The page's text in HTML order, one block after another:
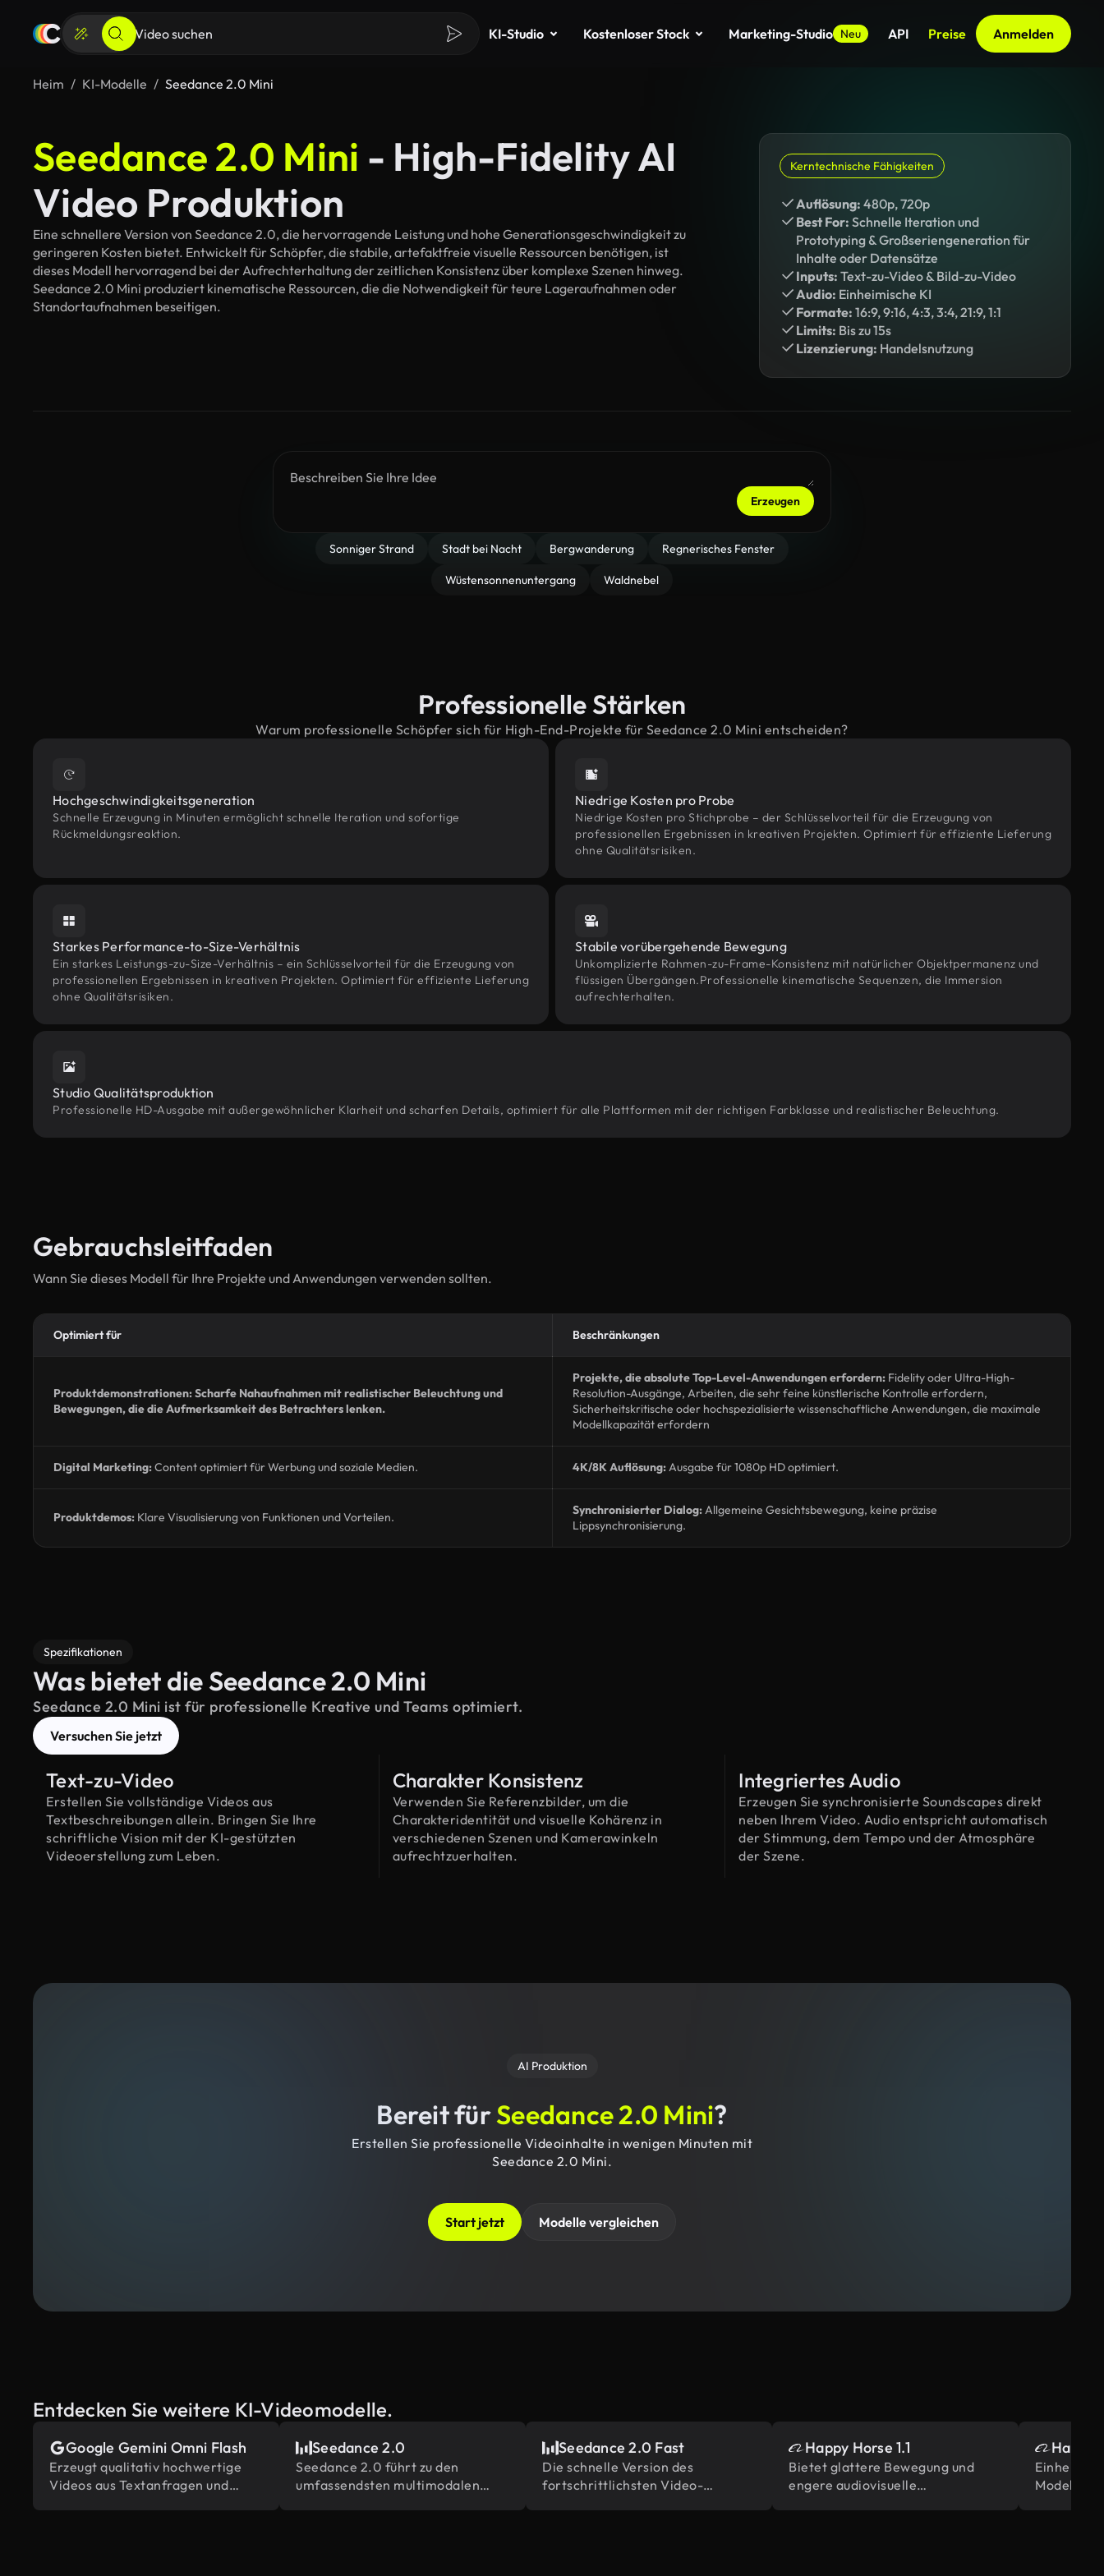
KI-Studio Kostenloser Stock Marketing-Studio Neu API Preise Anmelden
Heim KI-Modelle Seedance 2.0 Mini
Seedance 2.0 Mini - High-Fidelity AI
Video Produktion
Eine schnellere Version von Seedance 2.0, die hervorragende Leistung und hohe Generationsgeschwindigkeit zu
geringeren Kosten bietet. Entwickelt für Schöpfer, die stabile, artefaktfreie visuelle Ressourcen benötigen, ist
dieses Modell hervorragend bei der Aufrechterhaltung der zeitlichen Konsistenz über komplexe Szenen hinweg.
Seedance 2.0 Mini produziert kinematische Ressourcen, die die Notwendigkeit für teure Lageraufnahmen oder
Standortaufnahmen beseitigen.
Kerntechnische Fähigkeiten
Auflösung: 480p, 720p
Best For: Schnelle Iteration und
Prototyping & Großseriengeneration für
Inhalte oder Datensätze
Inputs: Text-zu-Video & Bild-zu-Video
Audio: Einheimische KI
Formate: 16:9, 9:16, 4:3, 3:4, 21:9, 1:1
Limits: Bis zu 15s
Lizenzierung: Handelsnutzung
Erzeugen
Sonniger Strand Stadt bei Nacht Bergwanderung Regnerisches Fenster
Wüstensonnenuntergang Waldnebel
Professionelle Stärken
Warum professionelle Schöpfer sich für High-End-Projekte für Seedance 2.0 Mini entscheiden?
Hochgeschwindigkeitsgeneration
Schnelle Erzeugung in Minuten ermöglicht schnelle Iteration und sofortige
Rückmeldungsreaktion.
Niedrige Kosten pro Probe
Niedrige Kosten pro Stichprobe – der Schlüsselvorteil für die Erzeugung von
professionellen Ergebnissen in kreativen Projekten. Optimiert für effiziente Lieferung
ohne Qualitätsrisiken.
Starkes Performance-to-Size-Verhältnis
Ein starkes Leistungs-zu-Size-Verhältnis – ein Schlüsselvorteil für die Erzeugung von
professionellen Ergebnissen in kreativen Projekten. Optimiert für effiziente Lieferung
ohne Qualitätsrisiken.
Stabile vorübergehende Bewegung
Unkomplizierte Rahmen-zu-Frame-Konsistenz mit natürlicher Objektpermanenz und
flüssigen Übergängen.Professionelle kinematische Sequenzen, die Immersion
aufrechterhalten.
Studio Qualitätsproduktion
Professionelle HD-Ausgabe mit außergewöhnlicher Klarheit und scharfen Details, optimiert für alle Plattformen mit der richtigen Farbklasse und realistischer Beleuchtung.
Gebrauchsleitfaden
Wann Sie dieses Modell für Ihre Projekte und Anwendungen verwenden sollten.
Optimiert für Beschränkungen
Produktdemonstrationen: Scharfe Nahaufnahmen mit realistischer Beleuchtung und
Bewegungen, die die Aufmerksamkeit des Betrachters lenken.
Projekte, die absolute Top-Level-Anwendungen erfordern: Fidelity oder Ultra-High-
Resolution-Ausgänge, Arbeiten, die sehr feine künstlerische Kontrolle erfordern,
Sicherheitskritische oder hochspezialisierte wissenschaftliche Anwendungen, die maximale
Modellkapazität erfordern
Digital Marketing:Content optimiert für Werbung und soziale Medien. 4K/8K Auflösung:Ausgabe für 1080p HD optimiert.
Produktdemos: Klare Visualisierung von Funktionen und Vorteilen. Synchronisierter Dialog:Allgemeine Gesichtsbewegung, keine präzise
Lippsynchronisierung.
Spezifikationen
Was bietet die Seedance 2.0 Mini
Seedance 2.0 Mini ist für professionelle Kreative und Teams optimiert.
Versuchen Sie jetzt
Text-zu-Video
Erstellen Sie vollständige Videos aus
Textbeschreibungen allein. Bringen Sie Ihre
schriftliche Vision mit der KI-gestützten
Videoerstellung zum Leben.
Charakter Konsistenz
Verwenden Sie Referenzbilder, um die
Charakteridentität und visuelle Kohärenz in
verschiedenen Szenen und Kamerawinkeln
aufrechtzuerhalten.
Integriertes Audio
Erzeugen Sie synchronisierte Soundscapes direkt
neben Ihrem Video. Audio entspricht automatisch
der Stimmung, dem Tempo und der Atmosphäre
der Szene.
AI Produktion
Bereit fürSeedance 2.0 Mini?
Erstellen Sie professionelle Videoinhalte in wenigen Minuten mit
Seedance 2.0 Mini.
Start jetzt Modelle vergleichen
Entdecken Sie weitere KI-Videomodelle.
Google Gemini Omni Flash
Erzeugt qualitativ hochwertige
Videos aus Textanfragen und
Seedance 2.0
Seedance 2.0 führt zu den
umfassendsten multimodalen
Seedance 2.0 Fast
Die schnelle Version des
fortschrittlichsten Video-
Happy Horse 1.1
Bietet glattere Bewegung und
engere audiovisuelle
Happy
Modell,